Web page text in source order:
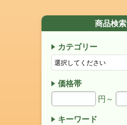
商品検索
カテゴリー
価格帯
円～
キーワード